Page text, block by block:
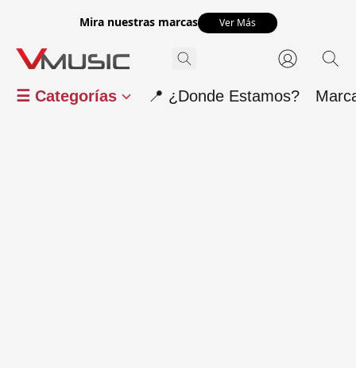
Mira nuestras marcas Ver Más
☰ Categorías 📍 ¿Donde Estamos?